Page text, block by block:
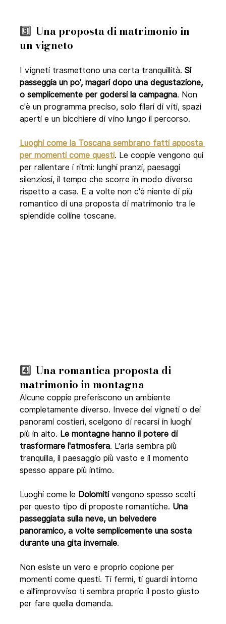
3️⃣ Una proposta di matrimonio in
un vigneto
I vigneti trasmettono una certa tranquillità. Si
passeggia un po', magari dopo una degustazione,
o semplicemente per godersi la campagna. Non
c'è un programma preciso, solo filari di viti, spazi
aperti e un bicchiere di vino lungo il percorso.
Luoghi come la Toscana sembrano fatti apposta
per momenti come questi. Le coppie vengono qui
per rallentare i ritmi: lunghi pranzi, paesaggi
silenziosi, il tempo che scorre in modo diverso
rispetto a casa. E a volte non c'è niente di più
romantico di una proposta di matrimonio tra le
splendide colline toscane.
4️⃣ Una romantica proposta di
matrimonio in montagna
Alcune coppie preferiscono un ambiente
completamente diverso. Invece dei vigneti o dei
panorami costieri, scelgono di recarsi in luoghi
più in alto. Le montagne hanno il potere di
trasformare l'atmosfera. L'aria sembra più
tranquilla, il paesaggio più vasto e il momento
spesso appare più intimo.
Luoghi come le Dolomiti vengono spesso scelti
per questo tipo di proposte romantiche. Una
passeggiata sulla neve, un belvedere
panoramico, a volte semplicemente una sosta
durante una gita invernale.
Non esiste un vero e proprio copione per
momenti come questi. Ti fermi, ti guardi intorno
e all’improvviso ti sembra proprio il posto giusto
per fare quella domanda.